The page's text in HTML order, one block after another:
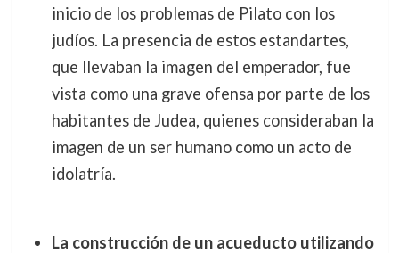
inicio de los problemas de Pilato con los
judíos. La presencia de estos estandartes,
que llevaban la imagen del emperador, fue
vista como una grave ofensa por parte de los
habitantes de Judea, quienes consideraban la
imagen de un ser humano como un acto de
idolatría.
La construcción de un acueducto utilizando